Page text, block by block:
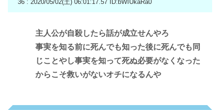
36 : 2020/05/02(土) 06:01:17.57 ID:bWIUkaRa0
主人公が自殺したら話が成立せんやろ
事実を知る前に死んでも知った後に死んでも同
じことやし事実を知って死ぬ必要がなくなった
からこそ救いがないオチになるんや